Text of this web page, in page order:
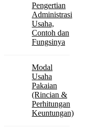
Pengertian
Administrasi
Usaha,
Contoh dan
Fungsinya
Modal
Usaha
Pakaian
(Rincian &
Perhitungan
Keuntungan)